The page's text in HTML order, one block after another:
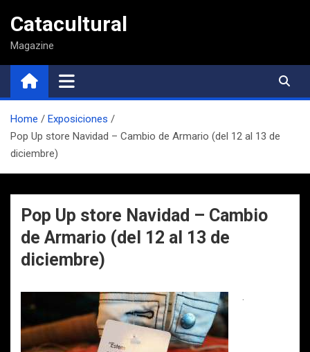
contenido
Catacultural
Magazine
Home
Exposiciones
Pop Up store Navidad – Cambio de Armario (del 12 al 13 de
diciembre)
Pop Up store Navidad – Cambio
de Armario (del 12 al 13 de
diciembre)
.